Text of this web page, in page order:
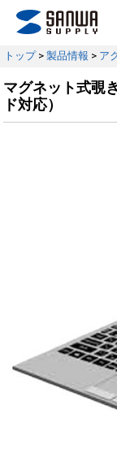
トップ> 製品情報 > ア
マグネット式覗
ド対応）